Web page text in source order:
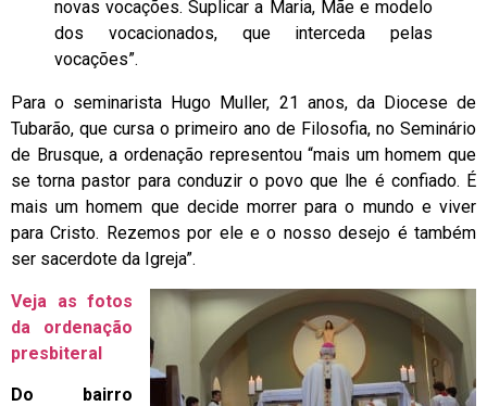
novas vocações. Suplicar a Maria, Mãe e modelo
dos vocacionados, que interceda pelas
vocações”.
Para o seminarista Hugo Muller, 21 anos, da Diocese de
Tubarão, que cursa o primeiro ano de Filosofia, no Seminário
de Brusque, a ordenação representou “mais um homem que
se torna pastor para conduzir o povo que lhe é confiado. É
mais um homem que decide morrer para o mundo e viver
para Cristo. Rezemos por ele e o nosso desejo é também
ser sacerdote da Igreja”.
Veja as fotos
da ordenação
presbiteral
Do bairro